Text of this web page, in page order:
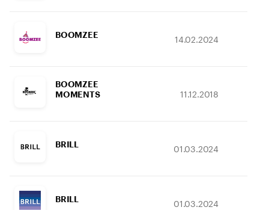
BOOMZEE 14.02.2024
BOOMZEE
MOMENTS
11.12.2018
BRILL 01.03.2024
BRILL 01.03.2024